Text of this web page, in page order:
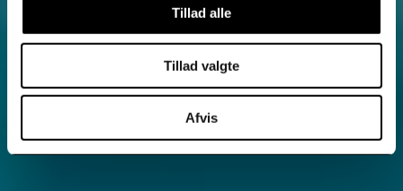
Tillad alle
Tillad valgte
Afvis